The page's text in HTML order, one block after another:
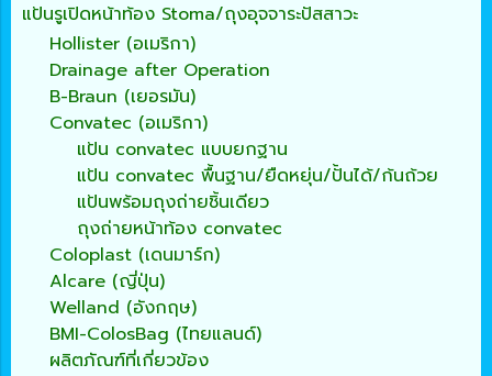
แป้นรูเปิดหน้าท้อง Stoma/ถุงอุจจาระปัสสาวะ
Hollister (อเมริกา)
Drainage after Operation
B-Braun (เยอรมัน)
Convatec (อเมริกา)
แป้น convatec แบบยกฐาน
แป้น convatec พื้นฐาน/ยืดหยุ่น/ปั้นได้/ก้นถ้วย
แป้นพร้อมถุงถ่ายชิ้นเดียว
ถุงถ่ายหน้าท้อง convatec
Coloplast (เดนมาร์ก)
Alcare (ญี่ปุ่น)
Welland (อังกฤษ)
BMI-ColosBag (ไทยแลนด์)
ผลิตภัณฑ์ที่เกี่ยวข้อง